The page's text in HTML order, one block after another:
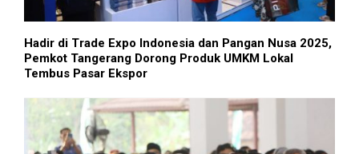
Hadir di Trade Expo Indonesia dan Pangan Nusa 2025,
Pemkot Tangerang Dorong Produk UMKM Lokal
Tembus Pasar Ekspor